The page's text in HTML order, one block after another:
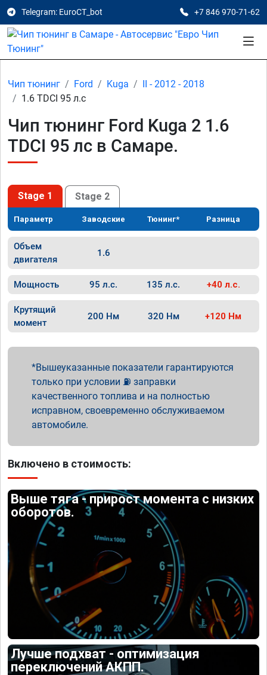
Telegram: EuroCT_bot +7 846 970-71-62
Чип тюнинг Ford Kuga
II - 2012 - 2018
1.6 TDCI 95 л.с
Чип тюнинг Ford Kuga 2 1.6
TDCI 95 лс в Самаре.
Stage 1 Stage 2
Параметр Заводские Тюнинг* Разница
Объем
двигателя
1.6
Мощность 95 л.с. 135 л.с. +40 л.с.
Крутящий
момент
200 Нм 320 Нм +120 Нм
Вышеуказанные показатели гарантируются
только при условии ⛽ заправки
качественного топлива и на полностью
исправном, своевременно обслуживаемом
автомобиле.
Включено в стоимость:
Выше тяга - прирост момента с низких
оборотов.
Лучше подхват - оптимизация
переключений АКПП.